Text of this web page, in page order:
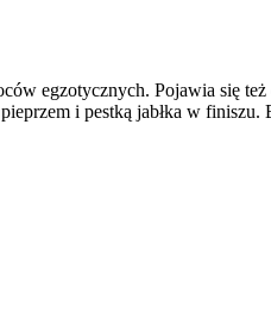
egzotycznych. Pojawia się
i pestką jabłka w